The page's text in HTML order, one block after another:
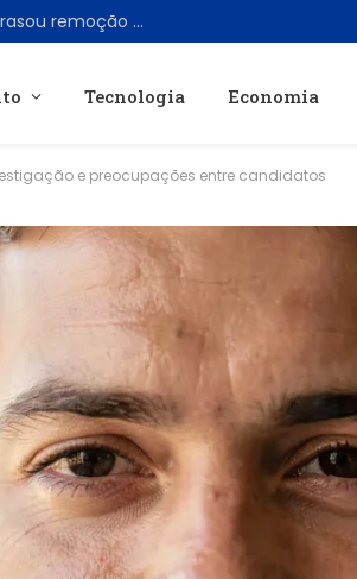
TikTok reconhece erro de moderação que atrasou remoção de livestream com Perez Hilton
Tecnologia Economia
e preocupações entre candidatos